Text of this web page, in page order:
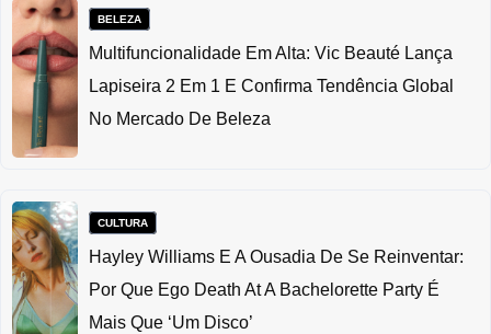
BELEZA
Multifuncionalidade Em Alta: Vic Beauté Lança
Lapiseira 2 Em 1 E Confirma Tendência Global
No Mercado De Beleza
CULTURA
Hayley Williams E A Ousadia De Se Reinventar:
Por Que Ego Death At A Bachelorette Party É
Mais Que ‘um Disco’